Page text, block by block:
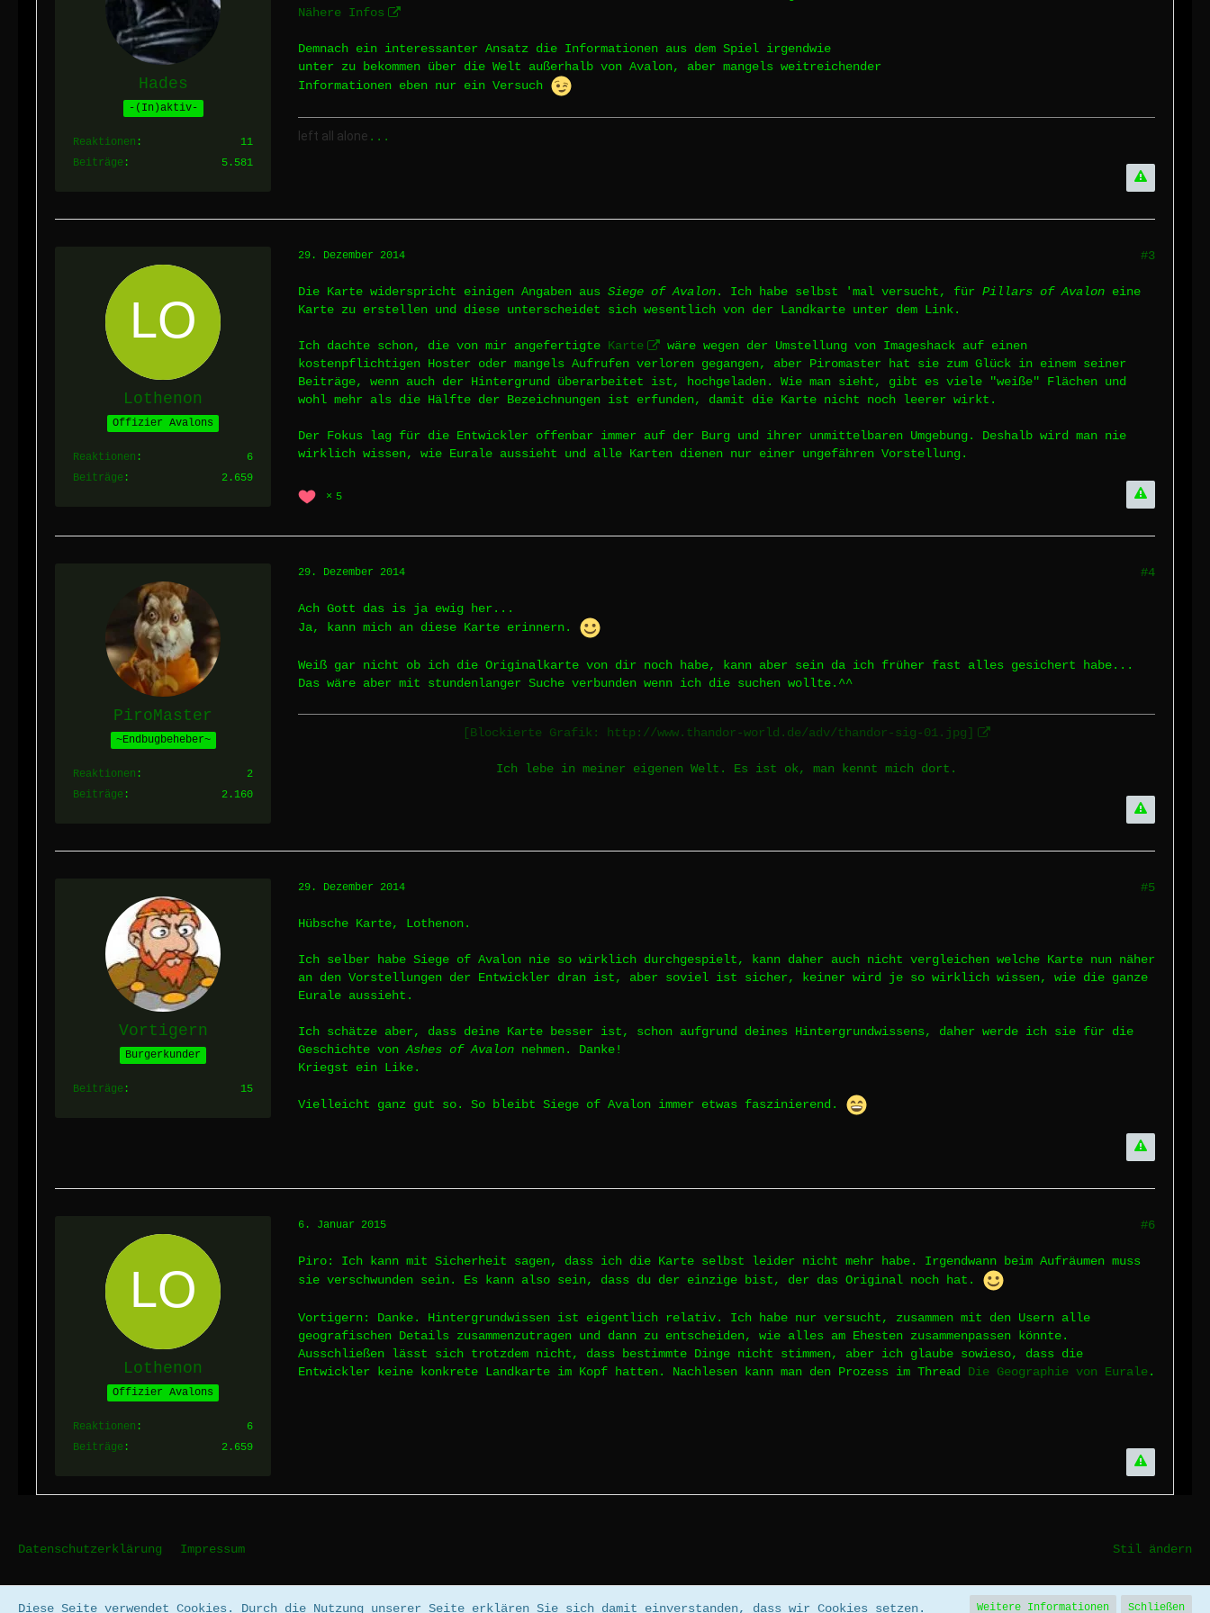
Hades
-(In)aktiv-
Reaktionen
11
Beiträge
5.581
Nähere Infos
Demnach ein interessanter Ansatz die Informationen aus dem Spiel irgendwie
unter zu bekommen über die Welt außerhalb von Avalon, aber mangels weitreichender
Informationen eben nur ein Versuch
left all alone ...
Lothenon
Offizier Avalons
Reaktionen
6
Beiträge
2.659
29. Dezember 2014 #3
Die Karte widerspricht einigen Angaben aus Siege of Avalon. Ich habe selbst 'mal versucht, für Pillars of Avalon eine
Karte zu erstellen und diese unterscheidet sich wesentlich von der Landkarte unter dem Link.
Ich dachte schon, die von mir angefertigte Karte
wäre wegen der Umstellung von Imageshack auf einen
kostenpflichtigen Hoster oder mangels Aufrufen verloren gegangen, aber Piromaster hat sie zum Glück in einem seiner
Beiträge, wenn auch der Hintergrund überarbeitet ist, hochgeladen. Wie man sieht, gibt es viele "weiße" Flächen und
wohl mehr als die Hälfte der Bezeichnungen ist erfunden, damit die Karte nicht noch leerer wirkt.
Der Fokus lag für die Entwickler offenbar immer auf der Burg und ihrer unmittelbaren Umgebung. Deshalb wird man nie
wirklich wissen, wie Eurale aussieht und alle Karten dienen nur einer ungefähren Vorstellung.
5
PiroMaster
~Endbugbeheber~
Reaktionen
2
Beiträge
2.160
29. Dezember 2014 #4
Ach Gott das is ja ewig her...
Ja, kann mich an diese Karte erinnern.
Weiß gar nicht ob ich die Originalkarte von dir noch habe, kann aber sein da ich früher fast alles gesichert habe...
Das wäre aber mit stundenlanger Suche verbunden wenn ich die suchen wollte.^^
[Blockierte Grafik: http://www.thandor-world.de/adv/thandor-sig-01.jpg]
Ich lebe in meiner eigenen Welt. Es ist ok, man kennt mich dort.
Vortigern
Burgerkunder
Beiträge 15
29. Dezember 2014 #5
Hübsche Karte, Lothenon.
Ich selber habe Siege of Avalon nie so wirklich durchgespielt, kann daher auch nicht vergleichen welche Karte nun näher
an den Vorstellungen der Entwickler dran ist, aber soviel ist sicher, keiner wird je so wirklich wissen, wie die ganze
Eurale aussieht.
Ich schätze aber, dass deine Karte besser ist, schon aufgrund deines Hintergrundwissens, daher werde ich sie für die
Geschichte vonAshes of Avalon nehmen. Danke!
Kriegst ein Like.
Vielleicht ganz gut so. So bleibt Siege of Avalon immer etwas faszinierend.
Lothenon
Offizier Avalons
Reaktionen
6
Beiträge
2.659
6. Januar 2015 #6
Piro: Ich kann mit Sicherheit sagen, dass ich die Karte selbst leider nicht mehr habe. Irgendwann beim Aufräumen muss
sie verschwunden sein. Es kann also sein, dass du der einzige bist, der das Original noch hat.
Vortigern: Danke. Hintergrundwissen ist eigentlich relativ. Ich habe nur versucht, zusammen mit den Usern alle
geografischen Details zusammenzutragen und dann zu entscheiden, wie alles am Ehesten zusammenpassen könnte.
Ausschließen lässt sich trotzdem nicht, dass bestimmte Dinge nicht stimmen, aber ich glaube sowieso, dass die
Entwickler keine konkrete Landkarte im Kopf hatten. Nachlesen kann man den Prozess im Thread Die Geographie von Eurale.
Stil ändern
Datenschutzerklärung Impressum
Community-Software: WoltLab Suite™ 5.5.26
Diese Seite verwendet Cookies. Durch die Nutzung unserer Seite erklären Sie sich damit einverstanden, dass wir Cookies setzen. Weitere Informationen Schließen